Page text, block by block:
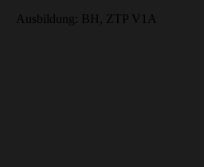
Ausbildung: BH, ZTP V1A